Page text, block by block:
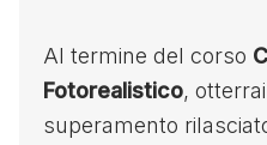
Al termine del corso
Fotorealistico,
superamento